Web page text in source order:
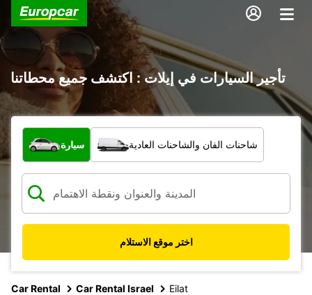
تأجير السيارات في إيلات : اكتشف جميع محطاتنا
ما نوع المركبة؟
سيارة شاحنات الفان والشاحنات العادية
اختر موقع الاستلام
Car Rental Car Rental Israel Eilat